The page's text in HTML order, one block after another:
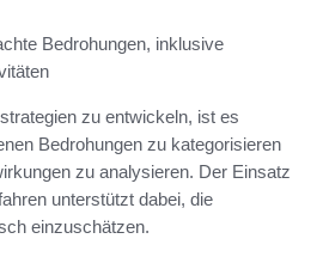
Bedrohungen, inklusive
zu entwickeln, ist es
Bedrohungen zu kategorisieren
zu analysieren. Der Einsatz
unterstützt dabei, die
einzuschätzen.